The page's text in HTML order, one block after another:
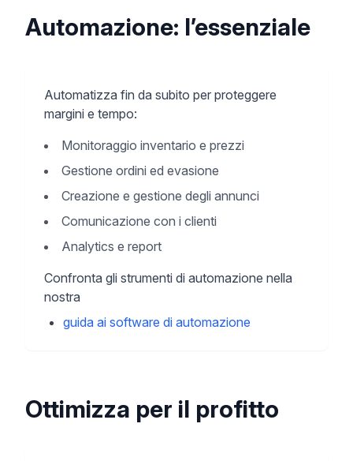
Automazione: l’essenziale
Automatizza fin da subito per proteggere
margini e tempo:
Monitoraggio inventario e prezzi
Gestione ordini ed evasione
Creazione e gestione degli annunci
Comunicazione con i clienti
Analytics e report
Confronta gli strumenti di automazione nella
nostra
guida ai software di automazione
Ottimizza per il profitto